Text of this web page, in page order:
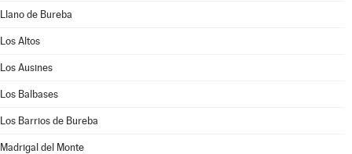
Llano de Bureba
Los Altos
Los Ausines
Los Balbases
Los Barrios de Bureba
Madrigal del Monte